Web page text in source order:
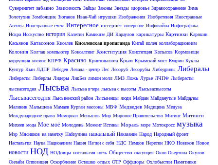
Суверенитет забавно Зависимость Зайцы Законы Звезды здоровье Здравоохранение Зима
Золотухин Зомбоящик Зюганов Иван-Чай игрушки Изображения Изобретения Иностранные
Агенты Иностранные счета Интересное интернет интерсное Инфовойна Инфографика
Искра Исскуство история Калетин Камикдзе ДИ Караулов карикатуры Картинки Карякин
Касьянов Катасонов Киселев Киселевская пропаганда Китай колея коллаборационизм
Колония Колчак компьютер Консалтинг Конституция Конститция Копысов Кормовище
коррупция космос КПРФ Красиво Криптовалюта Крым Крымский мост Кудрин Куклы
Кунгур Кын ЛДПР Лебедев Левада - центр Лес Лесоруб Лесорубы Либедрилы Либералы
Либерасты Либерлы Лидеры ЛикБез лимон молл ЛМЗ Ложь Лурье ЛЧПФ Лыберасты
лысвасегодня Лысьва Лысьва вчера лысьва с высоты Лысьвасвысоты
Лысьвасегодня Лысьвенский район Лысьвенцы люди Майдан Майданутые Майдауны
Малинин Малышева Мамаев Курган массоны МВФ Медведев Медицина Медуза
Международное право Мемориал Меньшов Мир Мировое Правительство Митинг Митинги
Михеев мода Мое моё Молодежь Момент Истины Мораль море Мотокросс музыка
Мэр Мясников на заметку Набиулина навальный Наказание Народ Народный фронт
Настальгия Наука Нациоализм Нация Начни с себя НДС Немцов Неретин НКО Новиков Новое
новости НОД НОДовцы ностальгия ночь Общество оккупция Окно Овертона Окулов
Онлайн Оппозиция Оскорбление Осташко отдых ОТР Оффшоры Охлобыстин Памятники